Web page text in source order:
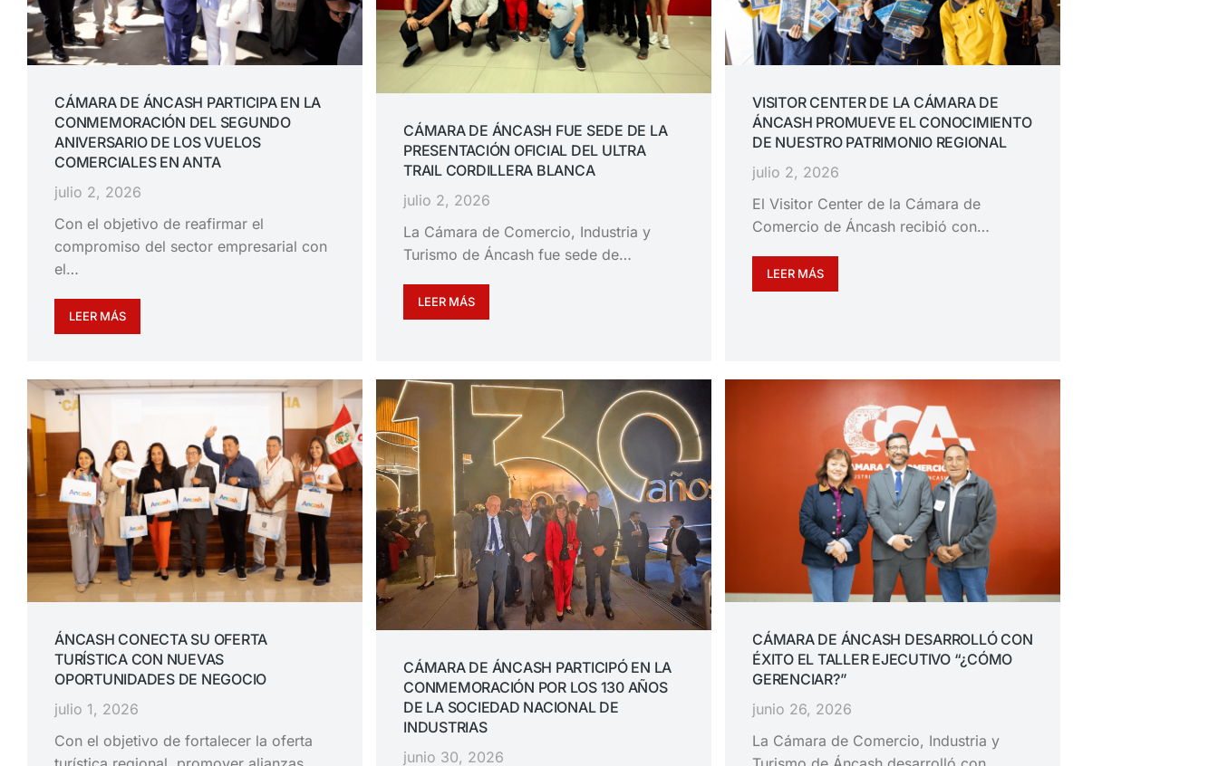
CÁMARA DE ÁNCASH PARTICIPA EN LA
CONMEMORACIÓN DEL SEGUNDO
ANIVERSARIO DE LOS VUELOS
COMERCIALES EN ANTA
julio 2, 2026
Con el objetivo de reafirmar el
compromiso del sector empresarial con
el…
LEER MÁS
CÁMARA DE ÁNCASH FUE SEDE DE LA
PRESENTACIÓN OFICIAL DEL ULTRA
TRAIL CORDILLERA BLANCA
julio 2, 2026
La Cámara de Comercio, Industria y
Turismo de Áncash fue sede de…
LEER MÁS
VISITOR CENTER DE LA CÁMARA DE
ÁNCASH PROMUEVE EL CONOCIMIENTO
DE NUESTRO PATRIMONIO REGIONAL
julio 2, 2026
El Visitor Center de la Cámara de
Comercio de Áncash recibió con…
LEER MÁS
ÁNCASH CONECTA SU OFERTA
TURÍSTICA CON NUEVAS
OPORTUNIDADES DE NEGOCIO
julio 1, 2026
Con el objetivo de fortalecer la oferta
CÁMARA DE ÁNCASH PARTICIPÓ EN LA
CONMEMORACIÓN POR LOS 130 AÑOS
DE LA SOCIEDAD NACIONAL DE
INDUSTRIAS
junio 30, 2026
CÁMARA DE ÁNCASH DESARROLLÓ CON
ÉXITO EL TALLER EJECUTIVO “¿CÓMO
GERENCIAR?”
junio 26, 2026
La Cámara de Comercio, Industria y